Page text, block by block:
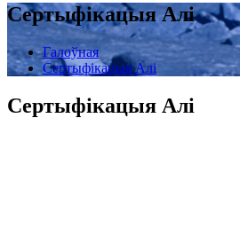
Сертыфікацыя Алі
Галоўная
Сертыфікацыя Алі
Сертыфікацыя Алі